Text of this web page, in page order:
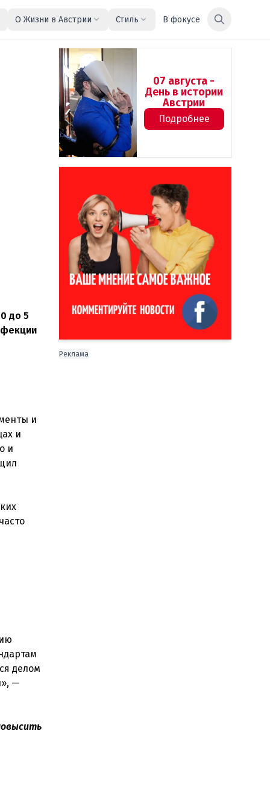
О Жизни в Австрии Стиль В фокусе
до 5
и
и
и
делом
—
07 августа -
День в истории
Австрии
Подробнее
Реклама